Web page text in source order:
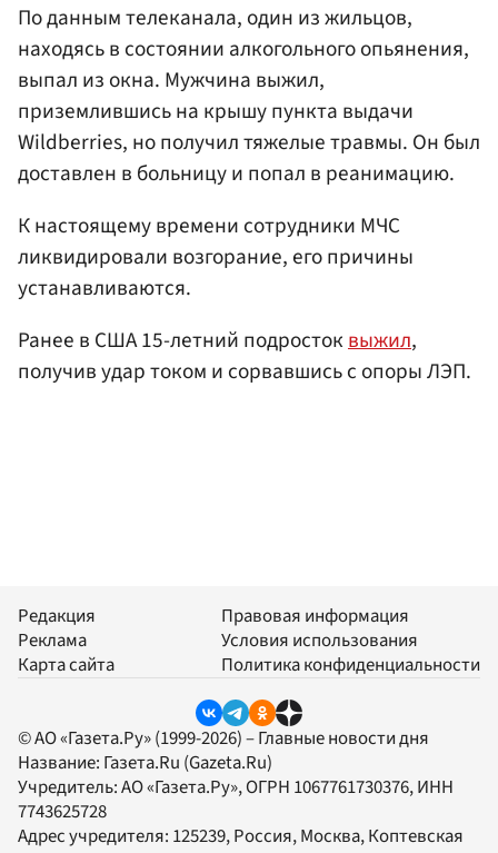
По данным телеканала, один из жильцов,
находясь в состоянии алкогольного опьянения,
выпал из окна. Мужчина выжил,
приземлившись на крышу пункта выдачи
Wildberries, но получил тяжелые травмы. Он был
доставлен в больницу и попал в реанимацию.
К настоящему времени сотрудники МЧС
ликвидировали возгорание, его причины
устанавливаются.
Ранее в США 15-летний подростоквыжил,
получив удар током и сорвавшись с опоры ЛЭП.
Редакция
Реклама
Карта сайта
Правовая информация
Условия использования
Политика конфиденциальности
© АО «Газета.Ру» (1999-2026) – Главные новости дня
Название: Газета.Ru (Gazeta.Ru)
Учредитель:АО «Газета.Ру», ОГРН 1067761730376, ИНН
7743625728
Адрес учредителя: 125239, Россия, Москва, Коптевская